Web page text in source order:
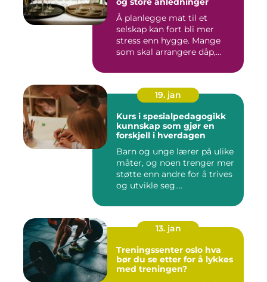
Å planlegge mat til et
selskap kan fort bli mer
stress enn hygge. Mange
som skal arrangere dåp,
19. jan
Kurs i spesialpedagogikk
kunnskap som gjør en
forskjell i hverdagen
Barn og unge lærer på ulike
måter, og noen trenger mer
støtte enn andre for å trives
og utvikle seg....
13. jan
Treningssenter oslo hva
bør du se etter for å lykkes
med treningen?